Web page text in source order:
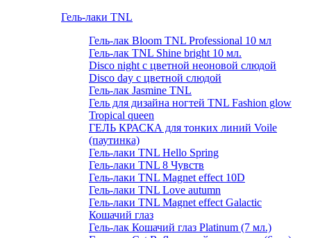
Гель-лаки TNL
Гель-лак Bloom TNL Professional 10 мл
Гель-лак TNL Shine bright 10 мл.
Disco night с цветной неоновой слюдой
Disco day с цветной слюдой
Гель-лак Jasmine TNL
Гель для дизайна ногтей TNL Fashion glow
Tropical queen
ГЕЛЬ КРАСКА для тонких линий Voile
(паутинка)
Гель-лаки TNL Hello Spring
Гель-лаки TNL 8 Чувств
Гель-лаки TNL Magnet effect 10D
Гель-лаки TNL Love autumn
Гель-лаки TNL Magnet effect Galactic
Кошачий глаз
Гель-лак Кошачий глаз Platinum (7 мл.)